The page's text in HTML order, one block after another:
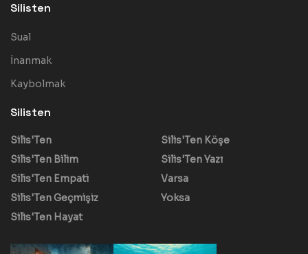
Silisten
Sual
İnanmak
Kaybolmak
Silisten
Silis'Ten
Silis'Ten Bilim
Silis'Ten Empati
Silis'Ten Geçmişiz
Silis'Ten Hayat
Silis'Ten Köşe
Silis'Ten Yazı
Varsa
Yoksa